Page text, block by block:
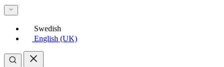
Swedish
English (UK)